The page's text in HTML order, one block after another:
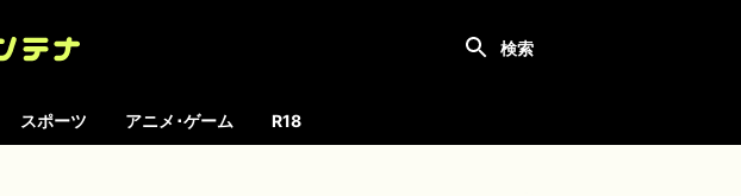
スポーツ アニメ･ゲーム R18